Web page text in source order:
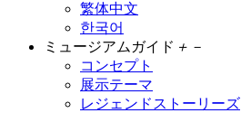
繁体中文
한국어
ミュージアムガイド ＋ －
コンセプト
展示テーマ
レジェンドストーリーズ